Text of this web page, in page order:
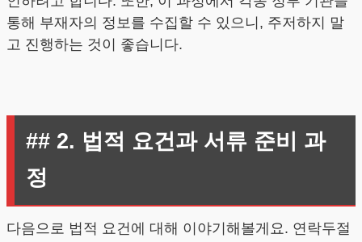
통해 부재자의 정보를 수집할 수 있으니, 주저하지 말
고 진행하는 것이 좋습니다.
## 2. 법적 요건과 서류 준비 과
정
다음으로 법적 요건에 대해 이야기해볼게요. 연락두절